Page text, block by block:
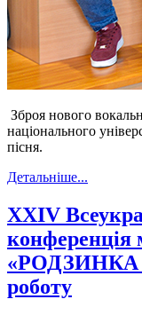
Зброя нового
національного
пісня.
Детальніше...
XXIV
конференція
«РОДЗИНКА
роботу